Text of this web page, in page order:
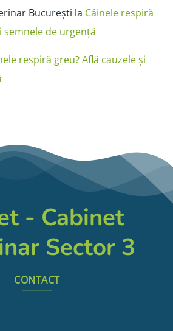
București la Câinele respiră
semnele de urgență
respiră greu? Află cauzele și
- Cabinet
Sector 3
CONTACT